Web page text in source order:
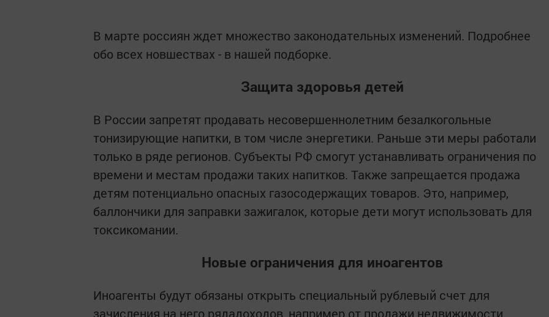
В марте россиян ждет множество законодательных изменений. Подробнее
обо всех новшествах - в нашей подборке.
Защита здоровья детей
В России запретят продавать несовершеннолетним безалкогольные
тонизирующие напитки, в том числе энергетики. Раньше эти меры работали
только в ряде регионов. Субъекты РФ смогут устанавливать ограничения по
времени и местам продажи таких напитков. Также запрещается продажа
детям потенциально опасных газосодержащих товаров. Это, например,
баллончики для заправки зажигалок, которые дети могут использовать для
токсикомании.
Новые ограничения для иноагентов
Иноагенты будут обязаны открыть специальный рублевый счет для
зачисления на него рядадоходов, например от продажи недвижимости